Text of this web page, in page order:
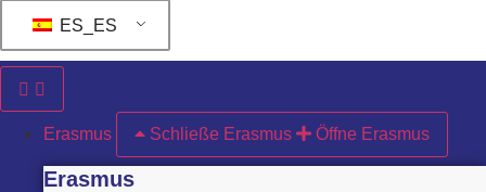
ES_ES
Erasmus Schließe Erasmus Öffne Erasmus
Erasmus